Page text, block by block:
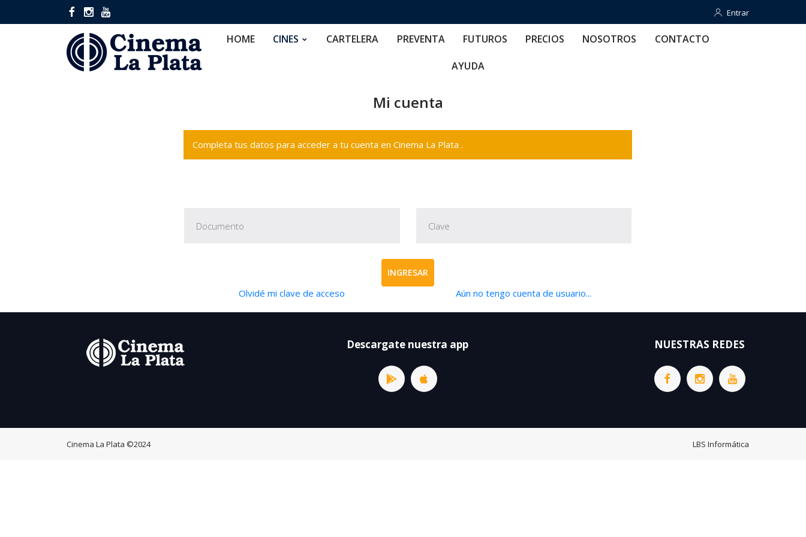
Entrar
Entrar
HOME CINES CARTELERA PREVENTA FUTUROS PRECIOS NOSOTROS CONTACTO
AYUDA
Mi cuenta
Completa tus datos para acceder a tu cuenta en Cinema La Plata .
INGRESAR
Olvidé mi clave de acceso Aún no tengo cuenta de usuario...
Descargate nuestra app NUESTRAS REDES
Cinema La Plata ©2024 LBS Informática